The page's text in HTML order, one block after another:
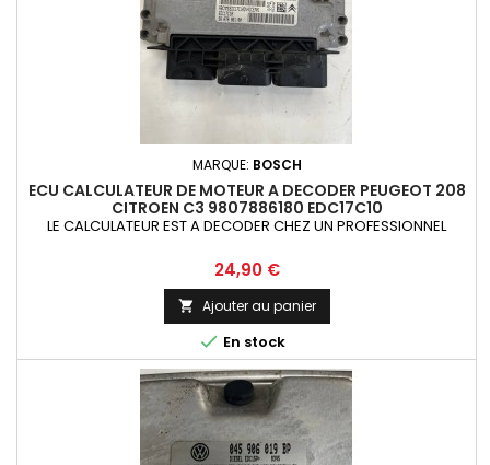
MARQUE: BOSCH
ECU CALCULATEUR DE MOTEUR A DECODER PEUGEOT 208
CITROEN C3 9807886180 EDC17C10
LE CALCULATEUR EST A DECODER CHEZ UN PROFESSIONNEL
Prix
24,90 €
 Ajouter au panier
 En stock